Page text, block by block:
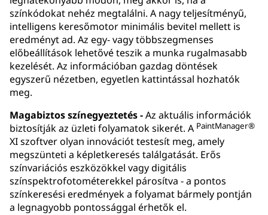
színkódokat nehéz megtalálni. A nagy teljesítményű,
intelligens keresőmotor minimális bevitel mellett is
eredményt ad. Az egy- vagy többszegmenses
előbeállítások lehetővé teszik a munka rugalmasabb
kezelését. Az információban gazdag döntések
egyszerű nézetben, egyetlen kattintással hozhatók
meg.
Magabiztos színegyeztetés -Az aktuális információk
biztosítják az üzleti folyamatok sikerét. A PaintManager®
XI szoftver olyan innovációt testesít meg, amely
megszünteti a képletkeresés találgatását. Erős
színvariációs eszközökkel vagy digitális
színspektrofotométerekkel párosítva - a pontos
színkeresési eredmények a folyamat bármely pontján
a legnagyobb pontossággal érhetők el.